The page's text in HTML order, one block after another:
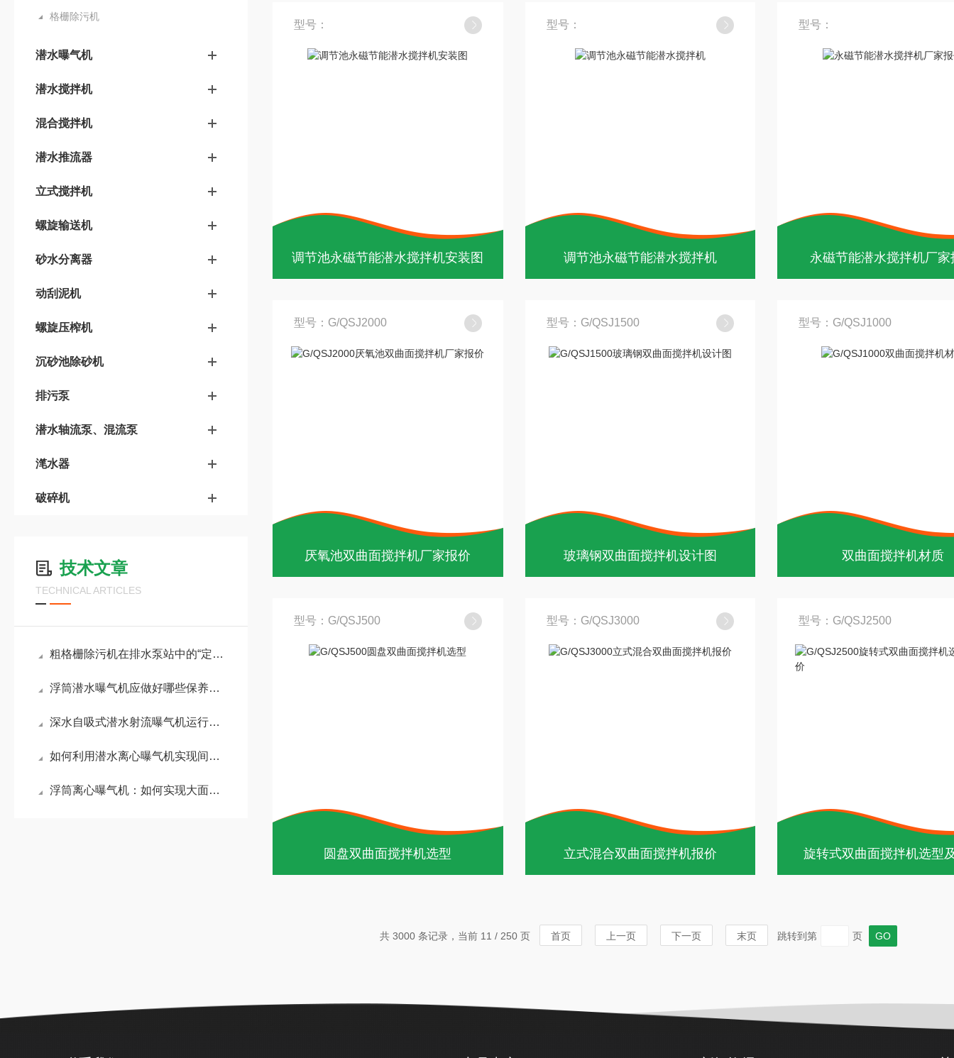
格栅除污机
潜水曝气机
潜水搅拌机
混合搅拌机
潜水推流器
立式搅拌机
螺旋输送机
砂水分离器
动刮泥机
螺旋压榨机
沉砂池除砂机
排污泵
潜水轴流泵、混流泵
滗水器
破碎机
技术文章
TECHNICAL ARTICLES
粗格栅除污机在排水泵站中的“定海神针”作用
浮筒潜水曝气机应做好哪些保养工作？
深水自吸式潜水射流曝气机运行噪音异常？气蚀现象判断与处理
如何利用潜水离心曝气机实现间歇曝气与精准溶氧控制？
浮筒离心曝气机：如何实现大面积水域的立体循环充氧？
型号：
调节池永磁节能潜水搅拌机安装图
型号：
调节池永磁节能潜水搅拌机
型号：
永磁节能潜水搅拌机厂家
型号：G/QSJ2000
厌氧池双曲面搅拌机厂家报价
型号：G/QSJ1500
玻璃钢双曲面搅拌机设计图
型号：G/QSJ1000
双曲面搅拌机材质
型号：G/QSJ500
圆盘双曲面搅拌机选型
型号：G/QSJ3000
立式混合双曲面搅拌机报价
型号：G/QSJ2500
旋转式双曲面搅拌机选型
共 3000 条记录，当前 11 / 250 页 首页 上一页 下一页 末页 跳转到第 页